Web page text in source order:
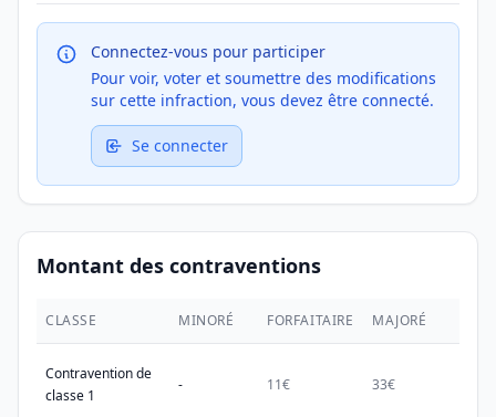
Connectez-vous pour participer
Pour voir, voter et soumettre des modifications
sur cette infraction, vous devez être connecté.
Se connecter
Montant des contraventions
CLASSE MINORÉ FORFAITAIRE MAJORÉ
Contravention de
classe 1
- 11€ 33€